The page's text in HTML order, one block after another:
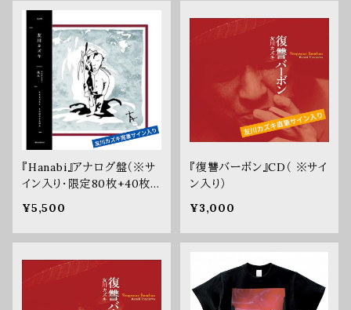
『Hanabi』アナログ盤（※サ
イン入り・限定80枚+40枚+
¥5,500
『復讐バーボン』CD（ ※サイ
ン入り）
¥3,000